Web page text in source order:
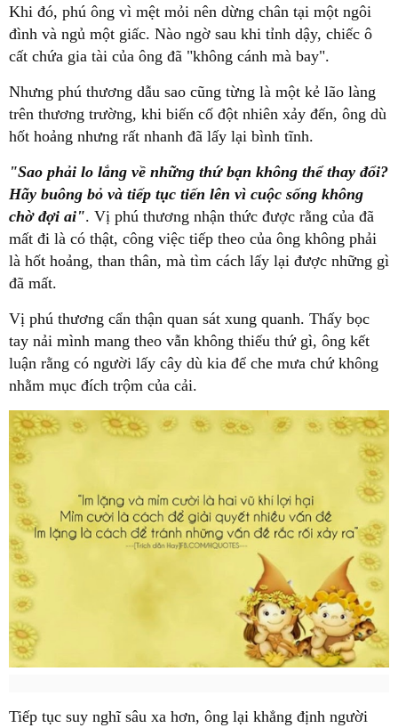
Khi đó, phú ông vì mệt mỏi nên dừng chân tại một ngôi
đình và ngủ một giấc. Nào ngờ sau khi tỉnh dậy, chiếc ô
cất chứa gia tài của ông đã "không cánh mà bay".
Nhưng phú thương dẫu sao cũng từng là một kẻ lão làng
trên thương trường, khi biến cố đột nhiên xảy đến, ông dù
hốt hoảng nhưng rất nhanh đã lấy lại bình tĩnh.
"Sao phải lo lắng về những thứ bạn không thể thay đổi?
Hãy buông bỏ và tiếp tục tiến lên vì cuộc sống không
chờ đợi ai". Vị phú thương nhận thức được rằng của đã
mất đi là có thật, công việc tiếp theo của ông không phải
là hốt hoảng, than thân, mà tìm cách lấy lại được những gì
đã mất.
Vị phú thương cẩn thận quan sát xung quanh. Thấy bọc
tay nải mình mang theo vẫn không thiếu thứ gì, ông kết
luận rằng có người lấy cây dù kia để che mưa chứ không
nhằm mục đích trộm của cải.
Tiếp tục suy nghĩ sâu xa hơn, ông lại khẳng định người